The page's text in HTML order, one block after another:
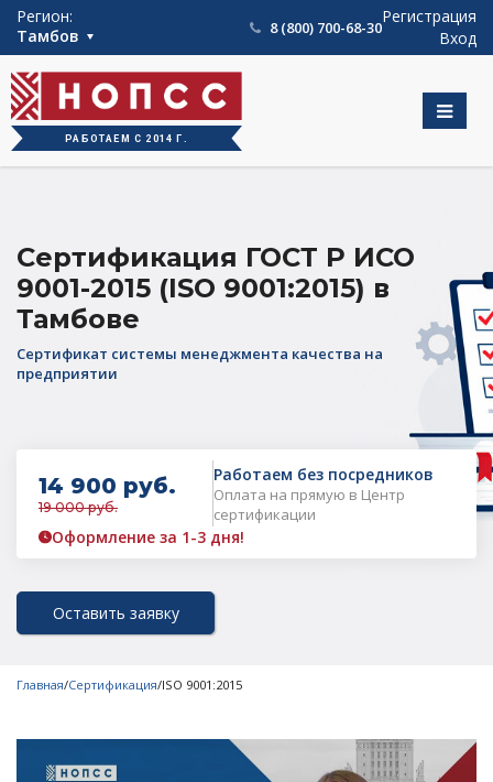
Регион:
Тамбов
8 (800) 700-68-30
Регистрация
Вход
РАБОТАЕМ С 2014 Г.
int(763)
Сертификация ГОСТ Р ИСО
9001-2015 (ISO 9001:2015) в
Тамбове
Сертификат системы менеджмента качества на
предприятии
14 900 руб.
19 000 руб.
Работаем без посредников
Оплата на прямую в Центр
сертификации
Оформление за 1-3 дня!
Оставить заявку
Главная/Сертификация/ISO 9001:2015